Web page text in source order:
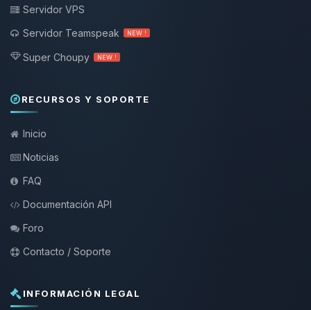
Servidor VPS
Servidor Teamspeak
NEW !
Super Choupy NEW !
RECURSOS Y SOPORTE
Inicio
Noticias
FAQ
Documentación API
Foro
Contacto / Soporte
INFORMACIÓN LEGAL